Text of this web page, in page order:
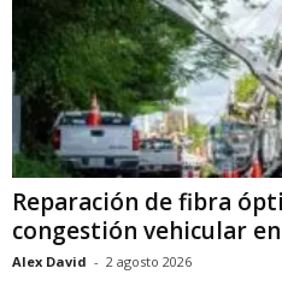
Reparación de fibra
congestión vehicular
Alex David - 2 agosto 2026